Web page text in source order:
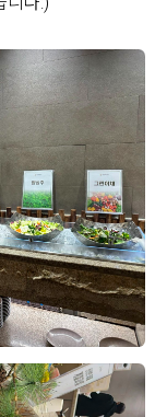
서 동선 상 다른
좋을 것 같아서
홀 로비 분위기나
런 걱정도 안되구
..! 너무 예쁜 홀
니다.
음
봐야 할 것도 많고
, 여러 곳을 비교
이 선택하는지 알
절하고 편안한 분
한 점들을 물어볼
나하나 자세하게
순히 계약을 권유
산을 고려해서 필
좋았습니다. 상